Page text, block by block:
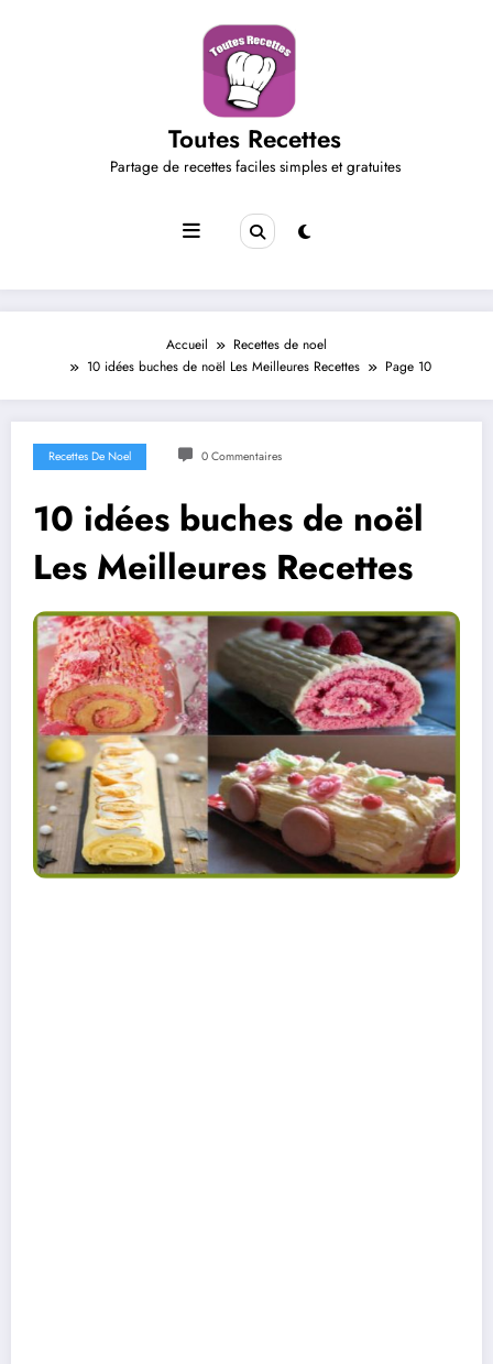
Toutes Recettes
Partage de recettes faciles simples et gratuites
Accueil
Recettes de noel
10 idées buches de noël Les Meilleures Recettes
Page 10
Recettes De Noel 0 Commentaires
10 idées buches de noël
Les Meilleures Recettes